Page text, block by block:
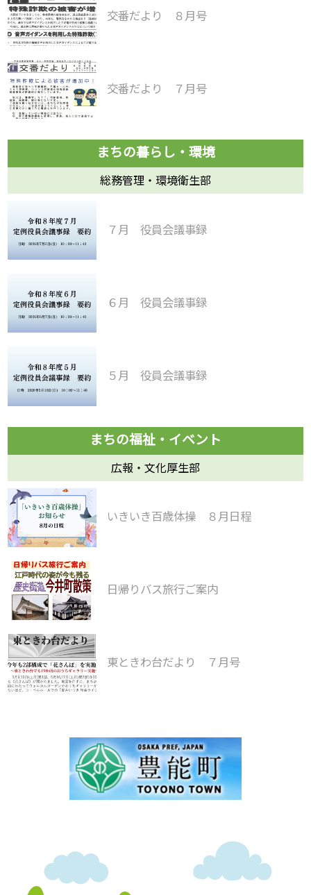
交番だより ８月号
交番だより ７月号
総務管理・環境衛生部
７月 役員会議事録
６月 役員会議事録
５月 役員会議事録
広報・文化厚生部
いきいき百歳体操 ８月日程
日帰りバス旅行ご案内
東ときわ台だより ７月号